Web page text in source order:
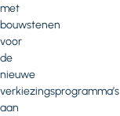
met
bouwstenen
voor
de
nieuwe
verkiezingsprogramma’s
aan